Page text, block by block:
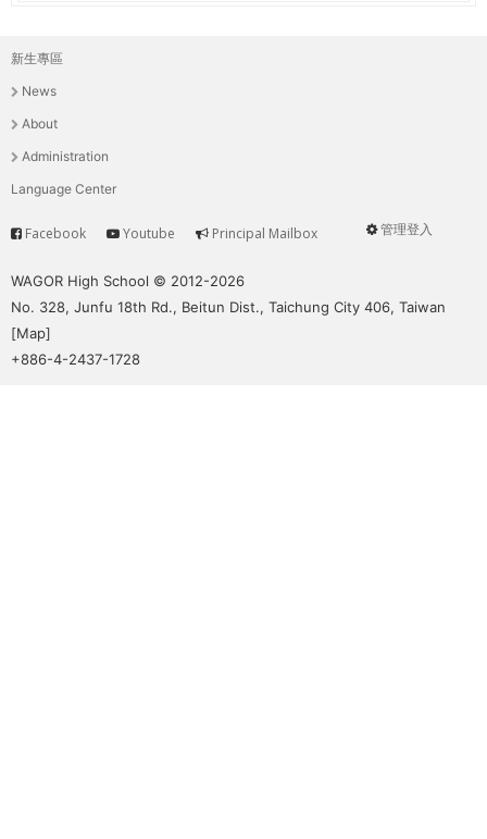
主
選
單
新生專區
News
About
Administration
Language Center
User
管理登入
Service
Facebook Youtube Principal Mailbox
WAGOR High School © 2012-2026
No. 328, Junfu 18th Rd., Beitun Dist., Taichung City 406, Taiwan
[Map]
+886-4-2437-1728